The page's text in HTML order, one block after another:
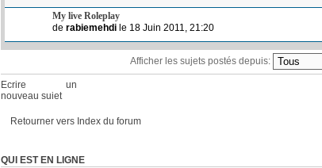
My live Roleplay
de rabiemehdi le 18 Juin 2011, 21:20
Afficher les sujets postés depuis:
Ecrire un
nouveau sujet
Retourner vers Index du forum
QUI EST EN LIGNE